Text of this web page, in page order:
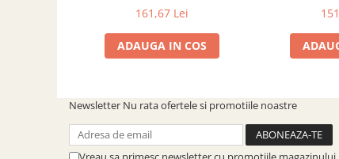
UZ GOSPODĂRESC
ȘEMINEE ȘI ÎNCĂLZITOARE DE
cm CADAC 982241-100
161,67 Lei
ADAUGA IN COS
cm
Newsletter Nu rata ofertele si promotiile noastre